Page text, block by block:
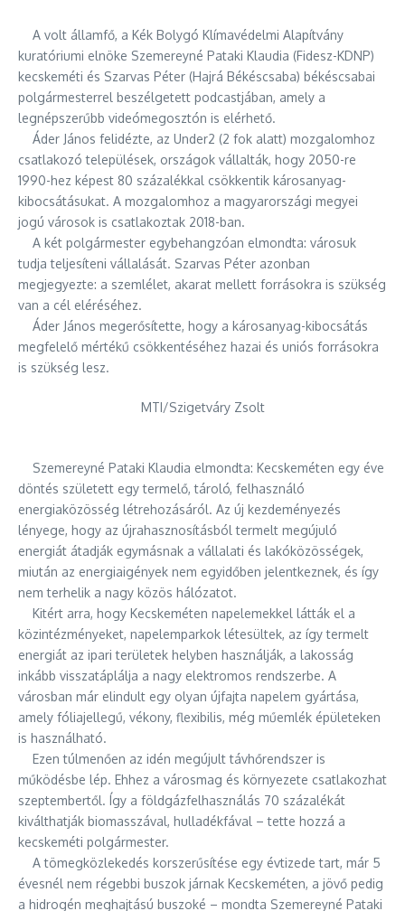
A volt államfő, a Kék Bolygó Klímavédelmi Alapítvány
kuratóriumi elnöke Szemereyné Pataki Klaudia (Fidesz-KDNP)
kecskeméti és Szarvas Péter (Hajrá Békéscsaba) békéscsabai
polgármesterrel beszélgetett podcastjában, amely a
legnépszerűbb videómegosztón is elérhető.
Áder János felidézte, az Under2 (2 fok alatt) mozgalomhoz
csatlakozó települések, országok vállalták, hogy 2050-re
1990-hez képest 80 százalékkal csökkentik károsanyag-
kibocsátásukat. A mozgalomhoz a magyarországi megyei
jogú városok is csatlakoztak 2018-ban.
A két polgármester egybehangzóan elmondta: városuk
tudja teljesíteni vállalását. Szarvas Péter azonban
megjegyezte: a szemlélet, akarat mellett forrásokra is szükség
van a cél eléréséhez.
Áder János megerősítette, hogy a károsanyag-kibocsátás
megfelelő mértékű csökkentéséhez hazai és uniós forrásokra
is szükség lesz.
MTI/Szigetváry Zsolt
Szemereyné Pataki Klaudia elmondta: Kecskeméten egy éve
döntés született egy termelő, tároló, felhasználó
energiaközösség létrehozásáról. Az új kezdeményezés
lényege, hogy az újrahasznosításból termelt megújuló
energiát átadják egymásnak a vállalati és lakóközösségek,
miután az energiaigények nem egyidőben jelentkeznek, és így
nem terhelik a nagy közös hálózatot.
Kitért arra, hogy Kecskeméten napelemekkel látták el a
közintézményeket, napelemparkok létesültek, az így termelt
energiát az ipari területek helyben használják, a lakosság
inkább visszatáplálja a nagy elektromos rendszerbe. A
városban már elindult egy olyan újfajta napelem gyártása,
amely fóliajellegű, vékony, flexibilis, még műemlék épületeken
is használható.
Ezen túlmenően az idén megújult távhőrendszer is
működésbe lép. Ehhez a városmag és környezete csatlakozhat
szeptembertől. Így a földgázfelhasználás 70 százalékát
kiválthatják biomasszával, hulladékfával – tette hozzá a
kecskeméti polgármester.
A tömegközlekedés korszerűsítése egy évtizede tart, már 5
évesnél nem régebbi buszok járnak Kecskeméten, a jövő pedig
a hidrogén meghajtású buszoké – mondta Szemereyné Pataki